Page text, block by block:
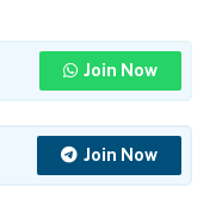
Join Now
Join Now